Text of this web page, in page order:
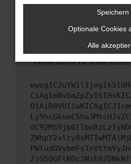
Wende dich an den
Wenn du alle oben
hast, kontaktiere uns bitte.
uns diesen Text schicken,
Fehlersuche zu
Speichern
Optionale Cookies
Alle